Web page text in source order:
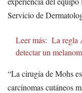
Servicio de
Leer más: La regla
detectar un
“La cirugía de Mohs
carcinomas cutáneos